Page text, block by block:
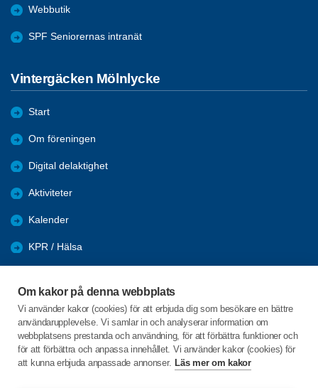
Om kakor på denna webbplats
Vi använder kakor (cookies) för att erbjuda dig som besökare en bättre
användarupplevelse. Vi samlar in och analyserar information om
webbplatsens prestanda och användning, för att förbättra funktioner och
för att förbättra och anpassa innehållet. Vi använder kakor (cookies) för
att kunna erbjuda anpassade annonser. Läs mer om kakor
Webbutik
SPF Seniorernas intranät
Vintergäcken Mölnlycke
Start
Om föreningen
Digital delaktighet
Aktiviteter
Kalender
KPR / Hälsa
Nyhetsarkiv
Länkar
C/o:Barbro Månsson